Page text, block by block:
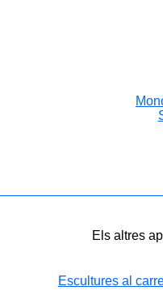
Els altres
Escultures al